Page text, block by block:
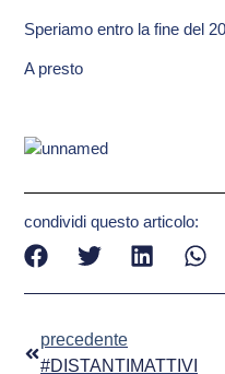
Speriamo entro la fine del
A presto
condividi questo articolo:
precedente
#DISTANTIMATTIVI